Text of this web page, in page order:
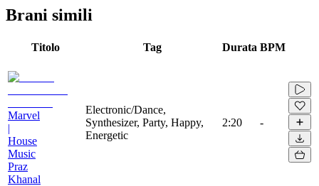
Brani simili
Titolo Tag Durata BPM
Marvel
|
House
Music
Praz
Khanal
Electronic/Dance,
Synthesizer, Party, Happy,
Energetic
2:20 -